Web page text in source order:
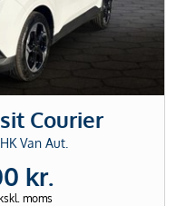
Courier
Van Aut.
kr.
moms